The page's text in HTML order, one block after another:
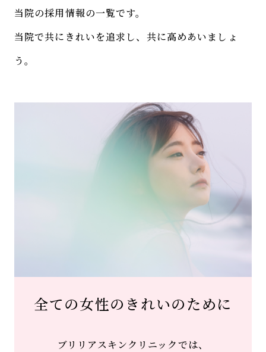
当院の採用情報の一覧です。
当院で共にきれいを追求し、共に高めあいましょ
う。
全ての女性のきれいのために
ブリリアスキンクリニックでは、